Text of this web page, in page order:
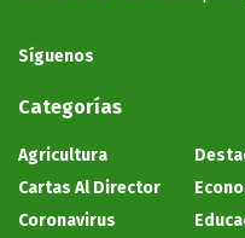
Síguenos
Categorías
Agricultura
Cartas Al Director
Coronavirus